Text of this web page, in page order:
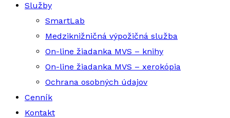
Služby
SmartLab
Medziknižničná výpožičná služba
On-line žiadanka MVS – knihy
On-line žiadanka MVS – xerokópia
Ochrana osobných údajov
Cenník
Kontakt